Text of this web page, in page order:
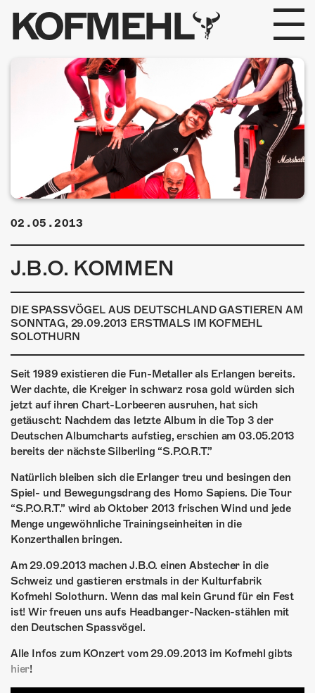
KOFMEHL
PROGRAMM
FABRIKGEFLÜSTER
GALERIE
FOTOGALERIE
INFOS
ÜBER UNS
SHOP
MITMACHEN
02.05.2013
J.B.O. KOMMEN
DIE SPASSVÖGEL AUS DEUTSCHLAND GASTIEREN AM
SONNTAG, 29.09.2013 ERSTMALS IM KOFMEHL
SOLOTHURN
Seit 1989 existieren die Fun-Metaller als Erlangen bereits.
Wer dachte, die Kreiger in schwarz rosa gold würden sich
jetzt auf ihren Chart-Lorbeeren ausruhen, hat sich
getäuscht: Nachdem das letzte Album in die Top 3 der
Deutschen Albumcharts aufstieg, erschien am 03.05.2013
bereits der nächste Silberling “S.P.O.R.T.”
Natürlich bleiben sich die Erlanger treu und besingen den
Spiel- und Bewegungsdrang des Homo Sapiens. Die Tour
“S.P.O.R.T.” wird ab Oktober 2013 frischen Wind und jede
Menge ungewöhnliche Trainingseinheiten in die
Konzerthallen bringen.
Am 29.09.2013 machen J.B.O. einen Abstecher in die
Schweiz und gastieren erstmals in der Kulturfabrik
Kofmehl Solothurn. Wenn das mal kein Grund für ein Fest
ist! Wir freuen uns aufs Headbanger-Nacken-stählen mit
den Deutschen Spassvögel.
Alle Infos zum KOnzert vom 29.09.2013 im Kofmehl gibts
hier!